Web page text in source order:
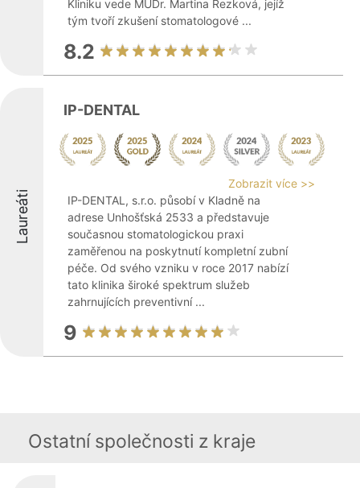
Kliniku vede MUDr. Martina Rezková, jejíž
tým tvoří zkušení stomatologové ...
8.2
Laureáti
IP-DENTAL
Zobrazit více >>
IP-DENTAL, s.r.o. působí v Kladně na
adrese Unhošťská 2533 a představuje
současnou stomatologickou praxi
zaměřenou na poskytnutí kompletní zubní
péče. Od svého vzniku v roce 2017 nabízí
tato klinika široké spektrum služeb
zahrnujících preventivní ...
9
Ostatní společnosti z kraje